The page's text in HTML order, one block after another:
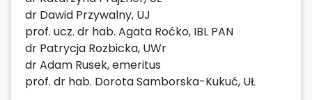
dr Dawid Przywalny, UJ
prof. ucz. dr hab. Agata Roćko, IBL PAN
dr Patrycja Rozbicka, UWr
dr Adam Rusek, emeritus
prof. dr hab. Dorota Samborska-Kukuć, UŁ